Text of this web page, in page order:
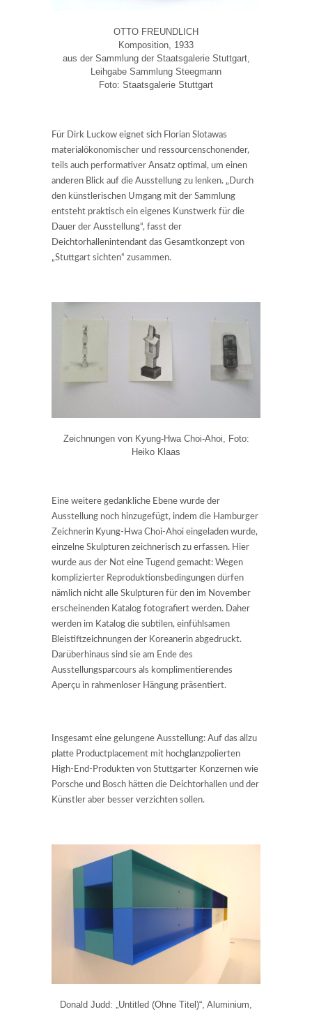
OTTO FREUNDLICH
Komposition, 1933
aus der Sammlung der Staatsgalerie Stuttgart,
Leihgabe Sammlung Steegmann
Foto: Staatsgalerie Stuttgart
Für Dirk Luckow eignet sich Florian Slotawas
materialökonomischer und ressourcenschonender,
teils auch performativer Ansatz optimal, um einen
anderen Blick auf die Ausstellung zu lenken. „Durch
den künstlerischen Umgang mit der Sammlung
entsteht praktisch ein eigenes Kunstwerk für die
Dauer der Ausstellung“, fasst der
Deichtorhallenintendant das Gesamtkonzept von
„Stuttgart sichten“ zusammen.
Zeichnungen von Kyung-Hwa Choi-Ahoi, Foto:
Heiko Klaas
Eine weitere gedankliche Ebene wurde der
Ausstellung noch hinzugefügt, indem die Hamburger
Zeichnerin Kyung-Hwa Choi-Ahoi eingeladen wurde,
einzelne Skulpturen zeichnerisch zu erfassen. Hier
wurde aus der Not eine Tugend gemacht: Wegen
komplizierter Reproduktionsbedingungen dürfen
nämlich nicht alle Skulpturen für den im November
erscheinenden Katalog fotografiert werden. Daher
werden im Katalog die subtilen, einfühlsamen
Bleistiftzeichnungen der Koreanerin abgedruckt.
Darüberhinaus sind sie am Ende des
Ausstellungsparcours als komplimentierendes
Aperçu in rahmenloser Hängung präsentiert.
Insgesamt eine gelungene Ausstellung: Auf das allzu
platte Productplacement mit hochglanzpolierten
High-End-Produkten von Stuttgarter Konzernen wie
Porsche und Bosch hätten die Deichtorhallen und der
Künstler aber besser verzichten sollen.
Donald Judd: „Untitled (Ohne Titel)“, Aluminium,